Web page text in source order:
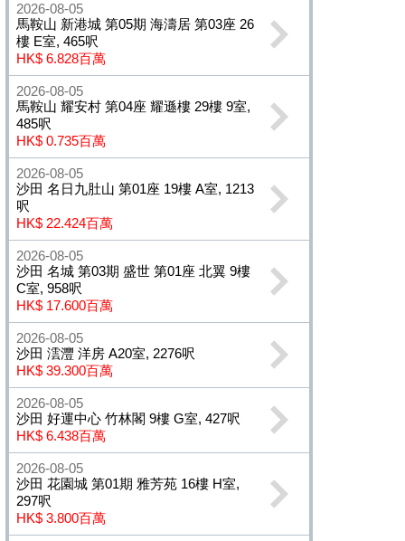
2026-08-05
馬鞍山 新港城 第05期 海濤居 第03座 26
樓 E室, 465呎
HK$ 6.828百萬
2026-08-05
馬鞍山 耀安村 第04座 耀遜樓 29樓 9室,
485呎
HK$ 0.735百萬
2026-08-05
沙田 名日九肚山 第01座 19樓 A室, 1213
呎
HK$ 22.424百萬
2026-08-05
沙田 名城 第03期 盛世 第01座 北翼 9樓
C室, 958呎
HK$ 17.600百萬
2026-08-05
沙田 澐灃 洋房 A20室, 2276呎
HK$ 39.300百萬
2026-08-05
沙田 好運中心 竹林閣 9樓 G室, 427呎
HK$ 6.438百萬
2026-08-05
沙田 花園城 第01期 雅芳苑 16樓 H室,
297呎
HK$ 3.800百萬